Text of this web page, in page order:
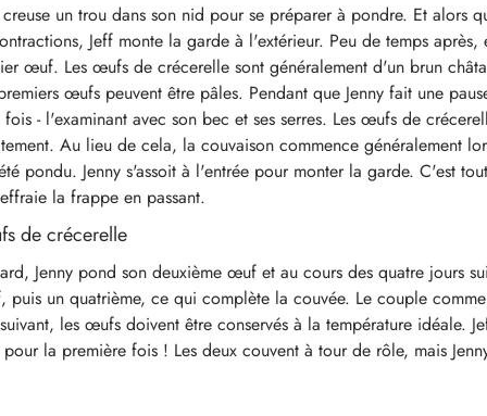
un trou dans son nid pour se préparer à pondre. Et alors
Jeff monte la garde à l'extérieur. Peu de temps
œuf. Les œufs de crécerelle sont généralement d'un brun
œufs peuvent être pâles. Pendant que Jenny fait une
- l'examinant avec son bec et ses serres. Les œufs de
Au lieu de cela, la couvaison commence généralement
pondu. Jenny s'assoit à l'entrée pour monter la garde. C'est
la frappe en passant.
de crécerelle
Jenny pond son deuxième œuf et au cours des quatre jours
puis un quatrième, ce qui complète la couvée. Le couple
les œufs doivent être conservés à la température idéale.
la première fois ! Les deux couvent à tour de rôle, mais